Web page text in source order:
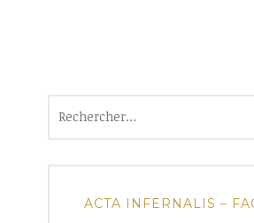
ACTA INFERNALIS –